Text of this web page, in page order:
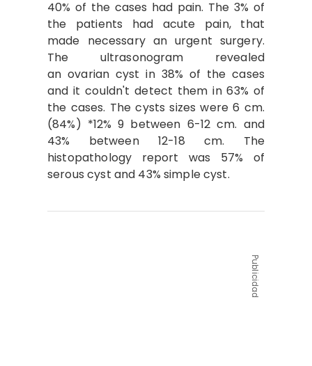
40% of the cases had pain. The 3% of
the patients had acute pain, that
made necessary an urgent surgery.
The ultrasonogram revealed
an ovarian cyst in 38% of the cases
and it couldn't detect them in 63% of
the cases. The cysts sizes were 6 cm.
(84%) *12% 9 between 6-12 cm. and
43% between 12-18 cm. The
histopathology report was 57% of
serous cyst and 43% simple cyst.
Publicidad